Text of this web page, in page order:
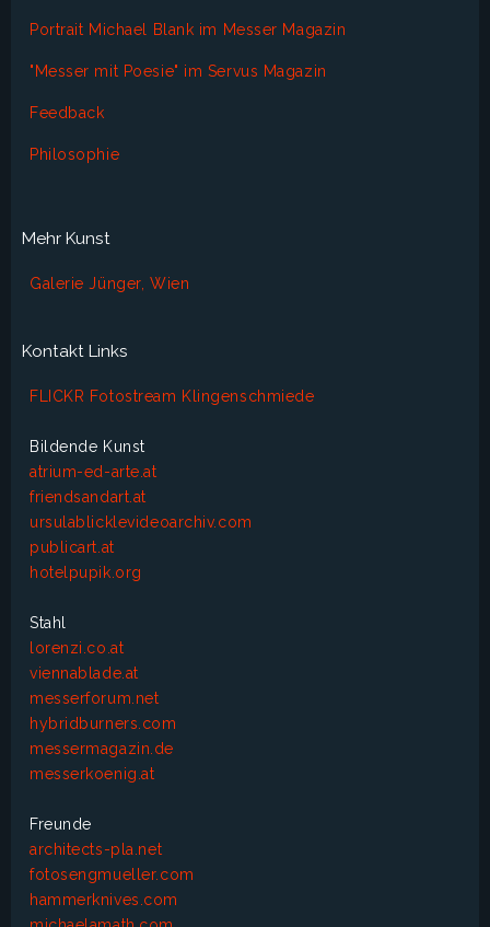
Portrait Michael Blank im Messer Magazin
"Messer mit Poesie" im Servus Magazin
Feedback
Philosophie
Mehr Kunst
Galerie Jünger, Wien
Kontakt Links
FLICKR Fotostream Klingenschmiede
Bildende Kunst
atrium-ed-arte.at
friendsandart.at
ursulablicklevideoarchiv.com
publicart.at
hotelpupik.org
Stahl
lorenzi.co.at
viennablade.at
messerforum.net
hybridburners.com
messermagazin.de
messerkoenig.at
Freunde
architects-pla.net
fotosengmueller.com
hammerknives.com